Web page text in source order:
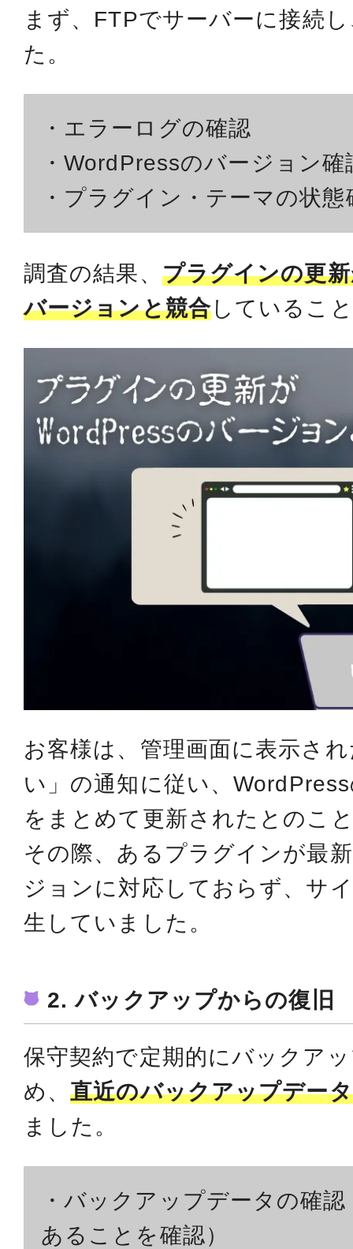
まず、FTPでサーバーに接続
た。
・エラーログの確認
・WordPressのバージョン確
・プラグイン・テーマの状態
調査の結果、 プラグインの更
バージョンと競合しているこ
お客様は、管理画面に表示さ
い」の通知に従い、
をまとめて更新されたとのこ
その際、あるプラグインが最
ジョンに対応しておらず、サ
生していました。
2. バックアップからの復旧
保守契約で定期的にバックア
め、直近のバックアップデー
ました。
・バックアップデータの確
あることを確認）